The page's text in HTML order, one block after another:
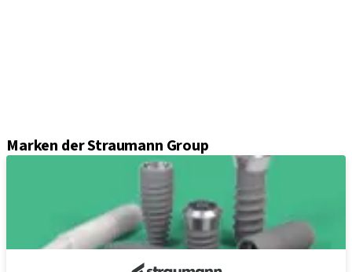
Marken der Straumann Group